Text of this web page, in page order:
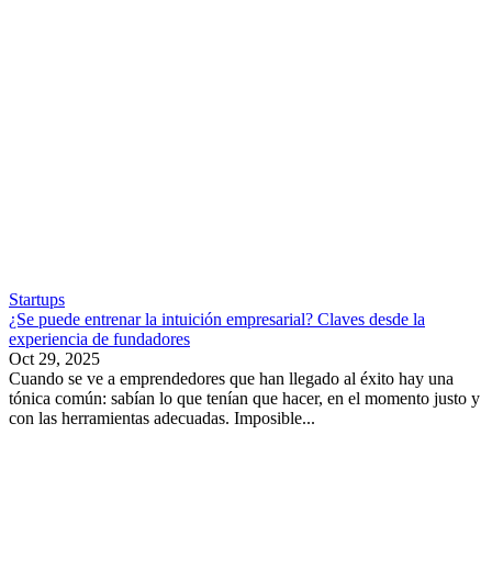
Startups
¿Se puede entrenar la intuición empresarial? Claves desde la
experiencia de fundadores
Oct 29, 2025
Cuando se ve a emprendedores que han llegado al éxito hay una
tónica común: sabían lo que tenían que hacer, en el momento justo y
con las herramientas adecuadas. Imposible...